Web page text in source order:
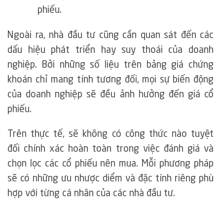
phiếu.
Ngoài ra, nhà đầu tư cũng cần quan sát đến các
dấu hiệu phát triển hay suy thoái của doanh
nghiệp. Bởi những số liệu trên bảng giá chứng
khoán chỉ mang tính tương đối, mọi sự biến động
của doanh nghiệp sẽ đều ảnh hưởng đến giá cổ
phiếu.
Trên thực tế, sẽ không có công thức nào tuyệt
đối chính xác hoàn toàn trong việc đánh giá và
chọn lọc các cổ phiếu nên mua. Mỗi phương pháp
sẽ có những ưu nhược diểm và đặc tính riêng phù
hợp với từng cá nhân của các nhà đầu tư.